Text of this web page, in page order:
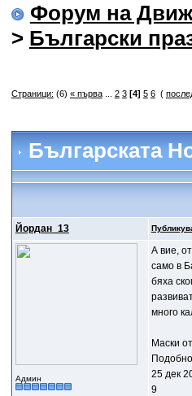
Форум на
> Български
Страници: (6) « първа... 2 3 [4] 5 6(
Българската
Йордан_13
Админ
А вие,
само в
бяха
много
Маски
25 дек
9